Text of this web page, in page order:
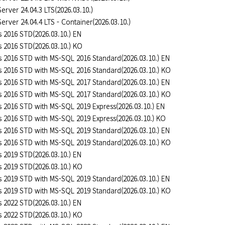
24.04.3 LTS(2026.03.10.)
24.04.4 LTS - Container(2026.03.10.)
STD(2026.03.10.) EN
STD(2026.03.10.) KO
STD with MS-SQL 2016 Standard(2026.03.10.) EN
STD with MS-SQL 2016 Standard(2026.03.10.) KO
STD with MS-SQL 2017 Standard(2026.03.10.) EN
STD with MS-SQL 2017 Standard(2026.03.10.) KO
STD with MS-SQL 2019 Express(2026.03.10.) EN
STD with MS-SQL 2019 Express(2026.03.10.) KO
STD with MS-SQL 2019 Standard(2026.03.10.) EN
STD with MS-SQL 2019 Standard(2026.03.10.) KO
STD(2026.03.10.) EN
STD(2026.03.10.) KO
STD with MS-SQL 2019 Standard(2026.03.10.) EN
STD with MS-SQL 2019 Standard(2026.03.10.) KO
STD(2026.03.10.) EN
STD(2026.03.10.) KO